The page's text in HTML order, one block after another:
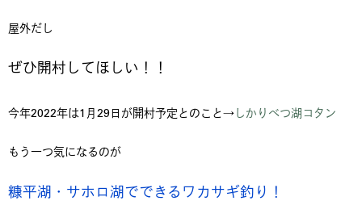
屋外だし
ぜひ開村してほしい！！
今年2022年は1月29日が開村予定とのこと→しかりべつ湖コタン
もう一つ気になるのが
糠平湖・サホロ湖でできるワカサギ釣り！